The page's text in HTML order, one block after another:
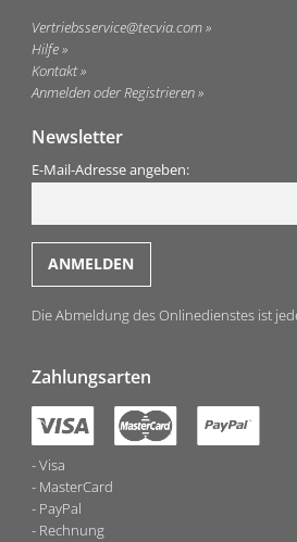
Vertriebsservice@tecvia.com
Hilfe
Kontakt
Anmelden oder Registrieren
Newsletter
E-Mail-Adresse angeben:
Die Abmeldung des Onlinedienstes ist
Zahlungsarten
Visa
MasterCard
PayPal
Rechnung